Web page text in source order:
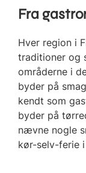
Fra
Hver region i
traditioner og
områderne i
byder på
kendt som
byder på
nævne nogle
kør-selv-ferie